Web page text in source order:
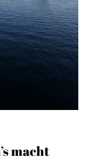
macht